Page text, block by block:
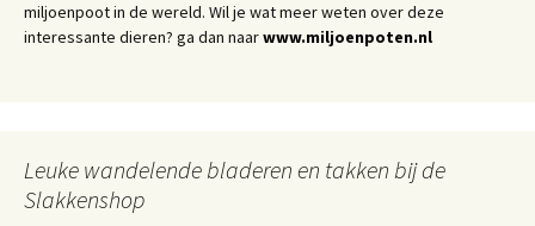
miljoenpoot in de wereld. Wil je wat meer weten over deze
interessante dieren? ga dan naarwww.miljoenpoten.nl
Leuke wandelende bladeren en takken bij de
Slakkenshop